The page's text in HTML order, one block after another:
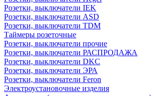
Розетки, выключатели IEK
Розетки, выключатели ASD
Розетки, выключатели TDM
Таймеры розеточные
Розетки, выключатели прочие
Розетки, выключатели РАСПРОДАЖА
Розетки, выключатели DKC
Розетки, выключатели ЭРА
Розетки, выключатели Feron
Электроустановочные изделия